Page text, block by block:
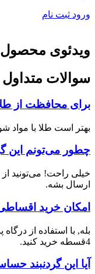
ورود ثبت نام
ویدئوی محصول
سوالات متداول
برای محافظت از
بهتر است طلا با مواد
چطور می‌تونم این
خیلی راحت! می‌تونید
ارسال بشه.
امکان خرید
بله, با استفاده از
4قسطه خرید کنید.
آیا این گردنبند